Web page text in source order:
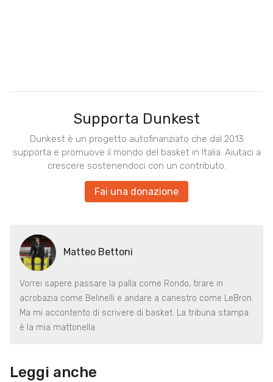
Supporta Dunkest
Dunkest è un progetto autofinanziato che dal 2013
supporta e promuove il mondo del basket in Italia. Aiutaci a
crescere sostenendoci con un contributo.
Fai una donazione
Matteo Bettoni
Vorrei sapere passare la palla come Rondo, tirare in
acrobazia come Belinelli e andare a canestro come LeBron.
Ma mi accontento di scrivere di basket. La tribuna stampa
è la mia mattonella.
Leggi anche